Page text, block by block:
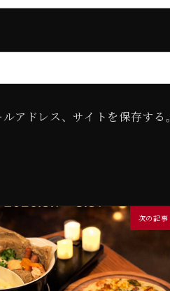
アドレス、サイトを保存する。
次の記事